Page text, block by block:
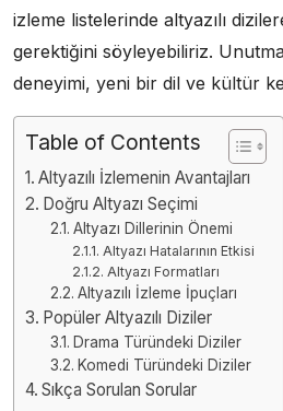
izleme listelerinde altyazılı
gerektiğini söyleyebiliriz.
deneyimi, yeni bir dil ve kültür
Table of Contents
Altyazılı İzlemenin Avantajları
Doğru Altyazı Seçimi
Altyazı Dillerinin Önemi
Altyazı Hatalarının Etkisi
Altyazı Formatları
Altyazılı İzleme İpuçları
Popüler Altyazılı Diziler
Drama Türündeki Diziler
Komedi Türündeki Diziler
Sıkça Sorulan Sorular